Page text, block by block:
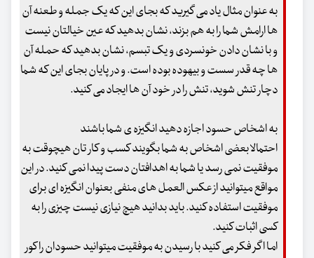
به عنوان مثال یاد می گیرید که بجای این که یک جمله و طعنه آن
ها ارامش شما را به هم بزند، نشان بدهید که عین خیالتان نیست
و با نشان دادن خونسردی و یک تبسم، نشان بدهید که حمله آن
ها چه قدر سست و بیهوده بوده است. و در پایان بجای این که شما
دچار تنش شوید، تنش را در خود آن ها ایجاد می کنید.
به اشخاص حسود اجازه دهید انگیزه ی شما باشند
احتمالا بعضی اشخاص به شما بگویند کسب و کار تان هیچوقت به
موفقیت نمی رسد یا شما به اهدافتان دست پیدا نمی کنید. در این
مواقع میتوانید از عکس العمل های منفی بعنوان انگیزه ای برای
موفقیت استفاده کنید. باید بدانید هیچ نیازی نیست چیزی را به
کسی اثبات کنید.
اما اگر فکر می کنید با رسیدن به موفقیت میتوانید حسودان را کور